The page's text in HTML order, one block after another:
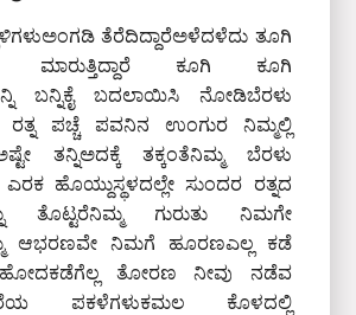
ತೆರೆದಿದ್ದಾರೆಅಳೆದಳೆದು ತೂಗಿ
ಮಾರುತ್ತಿದ್ದಾರೆ ಕೂಗಿ ಕೂಗಿ
ಬನ್ನಿಕೈ ಬದಲಾಯಿಸಿ ನೋಡಿಬೆರಳು
ರತ್ನ ಪಚ್ಚೆ ಪವನಿನ ಉಂಗುರ ನಿಮ್ಮಲ್ಲಿ
ತನ್ನಿಅದಕ್ಕೆ ತಕ್ಕಂತೆನಿಮ್ಮ ಬೆರಳು
ಹೊಯ್ದುಸ್ಥಳದಲ್ಲೇ ಸುಂದರ ರತ್ನದ
ತೊಟ್ಟರೆನಿಮ್ಮ ಗುರುತು ನಿಮಗೇ
ಆಭರಣವೇ ನಿಮಗೆ ಹೂರಣಎಲ್ಲ ಕಡೆ
ತೋರಣ ನೀವು ನಡೆವ
ಪಕಳೆಗಳುಕಮಲ ಕೊಳದಲ್ಲಿ